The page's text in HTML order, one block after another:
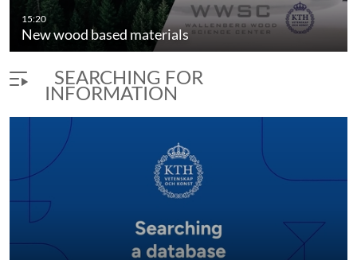
15:20
New wood based materials
SEARCHING FOR
INFORMATION